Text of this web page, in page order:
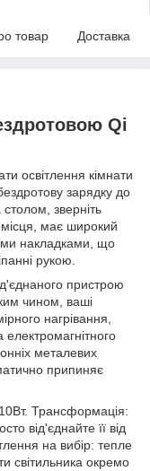
товар Доставка
Qi
освітлення кімнати
зарядку до
зверніть
має широкий
накладками, що
рукою.
пристрою
чином, ваші
нагрівання,
електромагнітного
металевих
припиняє
Трансформація:
від'єднайте її від
на вибір: тепле
світильника окремо